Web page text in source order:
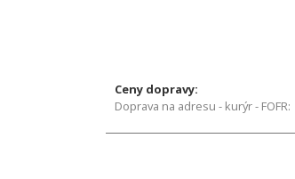
Ceny dopravy:
Doprava na adresu - kurýr - FOFR: